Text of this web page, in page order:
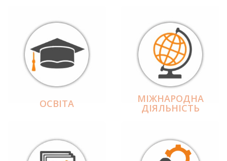
ОСВІТА МІЖНАРОДНА
ДІЯЛЬНІCТЬ